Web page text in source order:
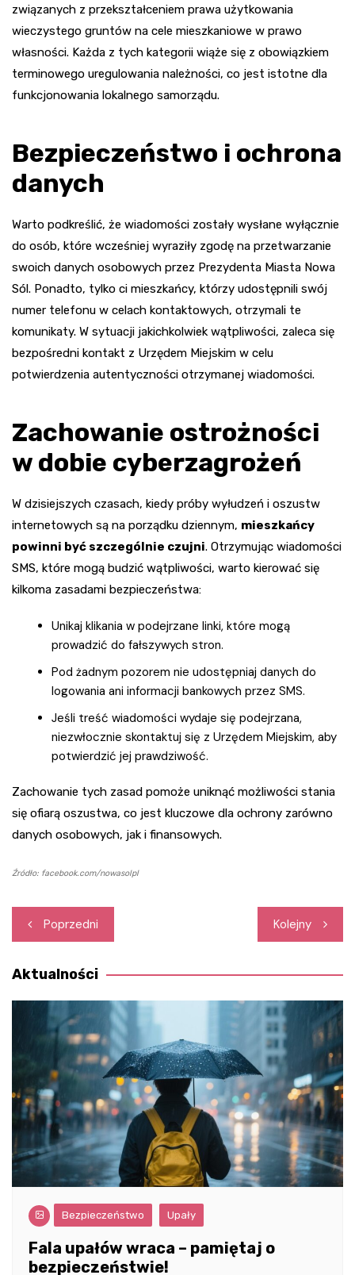
związanych z przekształceniem prawa użytkowania
wieczystego gruntów na cele mieszkaniowe w prawo
własności. Każda z tych kategorii wiąże się z obowiązkiem
terminowego uregulowania należności, co jest istotne dla
funkcjonowania lokalnego samorządu.
Bezpieczeństwo i ochrona
danych
Warto podkreślić, że wiadomości zostały wysłane wyłącznie
do osób, które wcześniej wyraziły zgodę na przetwarzanie
swoich danych osobowych przez Prezydenta Miasta Nowa
Sól. Ponadto, tylko ci mieszkańcy, którzy udostępnili swój
numer telefonu w celach kontaktowych, otrzymali te
komunikaty. W sytuacji jakichkolwiek wątpliwości, zaleca się
bezpośredni kontakt z Urzędem Miejskim w celu
potwierdzenia autentyczności otrzymanej wiadomości.
Zachowanie ostrożności
w dobie cyberzagrożeń
W dzisiejszych czasach, kiedy próby wyłudzeń i oszustw
internetowych są na porządku dziennym, mieszkańcy
powinni być szczególnie czujni. Otrzymując wiadomości
SMS, które mogą budzić wątpliwości, warto kierować się
kilkoma zasadami bezpieczeństwa:
Unikaj klikania w podejrzane linki, które mogą
prowadzić do fałszywych stron.
Pod żadnym pozorem nie udostępniaj danych do
logowania ani informacji bankowych przez SMS.
Jeśli treść wiadomości wydaje się podejrzana,
niezwłocznie skontaktuj się z Urzędem Miejskim, aby
potwierdzić jej prawdziwość.
Zachowanie tych zasad pomoże uniknąć możliwości stania
się ofiarą oszustwa, co jest kluczowe dla ochrony zarówno
danych osobowych, jak i finansowych.
Źródło: facebook.com/nowasolpl
Nawigacja
wpisu
Poprzedni Kolejny
Aktualności
Bezpieczeństwo Upały
Fala upałów wraca – pamiętaj o
bezpieczeństwie!